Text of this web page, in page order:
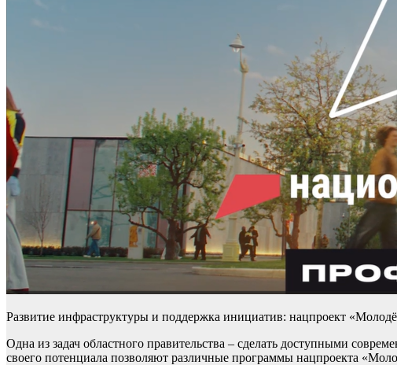
Развитие инфраструктуры и поддержка инициатив: нацпроект
Одна из задач областного правительства – сделать доступными
своего потенциала позволяют различные программы нацпроекта